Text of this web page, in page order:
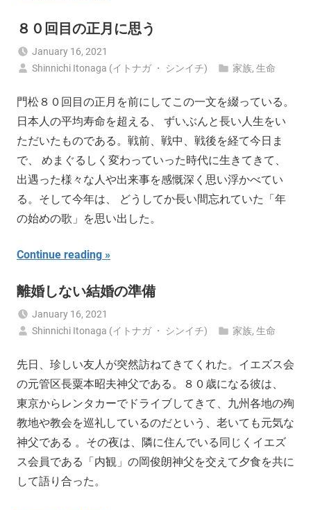
８０回目の正月に思う
January 16, 2021
Shinnichi Itonaga (イトナガ ・ シンイチ)
家族,生命
門松８０回目の正月を前にしてこの一文を綴っている。
日本人の平均寿命を超える、 ずいぶんと長い人生をい
ただいたものである。戦前、戦中、戦後を経て今日ま
で、 めまぐるしく変わっていった時代に生きてきて、
出遇った様々な人や出来事を感慨深く思い浮かべてい
る。そして今年は、 どうしてか長い間忘れていた「年
の始めの歌」を思い出した。
Continue reading
離婚しない結婚の準備
January 16, 2021
Shinnichi Itonaga (イトナガ ・ シンイチ)
家族,生命
先日、珍しい友人が突然訪ねてきてくれた。イエズス会
の元管区長粟本昭夫神父である。８０歳になる彼は、
東京からレンタカーでドライブしてきて、九州各地の殉
教地や教会を巡礼しているのだという、老いても元気な
神父である 。その夜は、隣に住んでいる同じくイエズ
ス会員である「内観」の岡俊朗神父を交えて夕食を共に
して語り合った。